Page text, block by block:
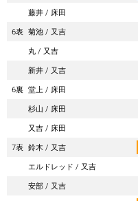
藤井
床田
6表 菊池 又吉
丸
又吉
新井
又吉
6裏 堂上 床田
杉山
床田
又吉
床田
7表 鈴木 又吉
エルドレッド
又吉
安部
又吉